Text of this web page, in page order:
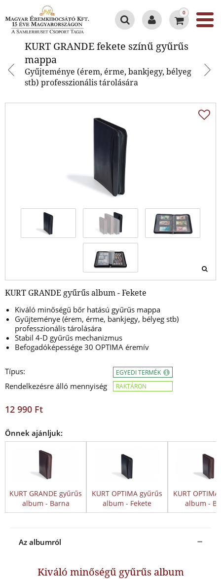
0
KURT GRANDE fekete színű gyűrűs
mappa
Gyűjteménye (érem, érme, bankjegy, bélyeg
stb) professzionális tárolására
KURT GRANDE gyűrűs album - Fekete
Kiváló minőségű bőr hatású gyűrűs mappa
Gyűjteménye (érem, érme, bankjegy, bélyeg stb)
professzionális tárolására
Stabil 4-D gyűrűs mechanizmus
Befogadóképessége 30 OPTIMA éremív
Típus:
Rendelkezésre álló mennyiség
EGYEDI TERMÉK
RAKTÁRON
12 990 Ft
Önnek ajánljuk:
KURT GRANDE gyűrűs
album - Barna
KURT OPTIMA gyűrűs
album - Fekete
KURT
album -
Az albumról
Kiváló minőségű gyűrűs album
KURT GRANDE fekete színű
gyűrűs mappa